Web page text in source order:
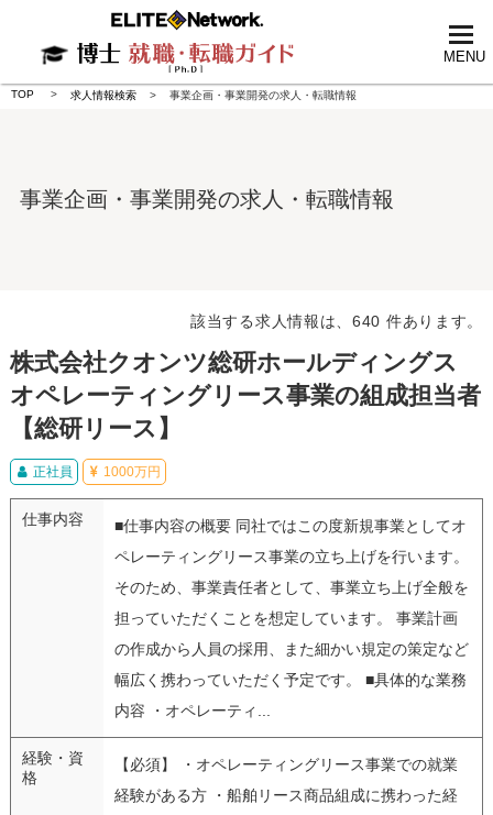
MENU
TOP 求人情報検索 事業企画・事業開発の求人・転職情報
事業企画・事業開発の求人・転職情報
該当する求人情報は、640 件あります。
株式会社クオンツ総研ホールディングス
オペレーティングリース事業の組成担当者
【総研リース】
正社員 1000万円
仕事内容
■仕事内容の概要 同社ではこの度新規事業としてオ
ペレーティングリース事業の立ち上げを行います。
そのため、事業責任者として、事業立ち上げ全般を
担っていただくことを想定しています。 事業計画
の作成から人員の採用、また細かい規定の策定など
幅広く携わっていただく予定です。 ■具体的な業務
内容 ・オペレーティ...
経験・資
格
【必須】 ・オペレーティングリース事業での就業
経験がある方 ・船舶リース商品組成に携わった経